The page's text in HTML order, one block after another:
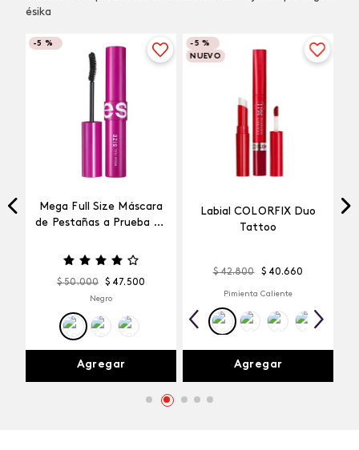
ésika
-5 %
Mega Full Size Máscara
de Pestañas a Prueba de
$ 50.000 $ 47. 500
Negro
Agregar
-5 %
NUEVO
Labial COLORFIX Duo
Tattoo
$ 42.800 $ 40.660
Pimienta Caliente
Agregar